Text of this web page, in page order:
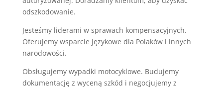
odszkodowanie.
Jesteśmy liderami w sprawach kompensacyjnych.
Oferujemy wsparcie językowe dla Polaków i innych
narodowości.
Obsługujemy wypadki motocyklowe. Budujemy
dokumentację z wyceną szkód i negocjujemy z